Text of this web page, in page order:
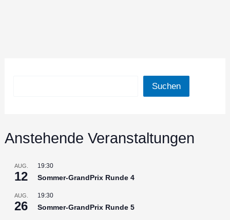
Suchen
Anstehende Veranstaltungen
AUG.
12
19:30
Sommer-GrandPrix Runde 4
AUG.
26
19:30
Sommer-GrandPrix Runde 5